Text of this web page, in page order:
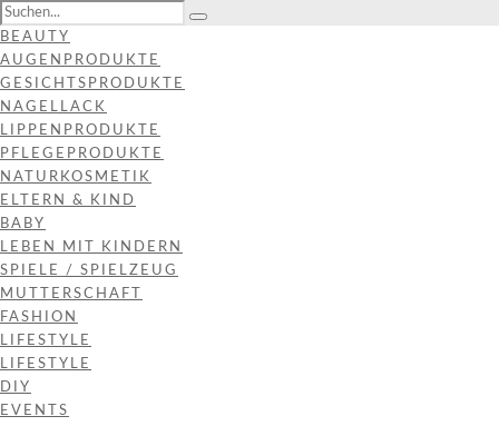
BEAUTY
AUGENPRODUKTE
GESICHTSPRODUKTE
NAGELLACK
LIPPENPRODUKTE
PFLEGEPRODUKTE
NATURKOSMETIK
ELTERN & KIND
BABY
LEBEN MIT KINDERN
SPIELE / SPIELZEUG
MUTTERSCHAFT
FASHION
LIFESTYLE
LIFESTYLE
DIY
EVENTS